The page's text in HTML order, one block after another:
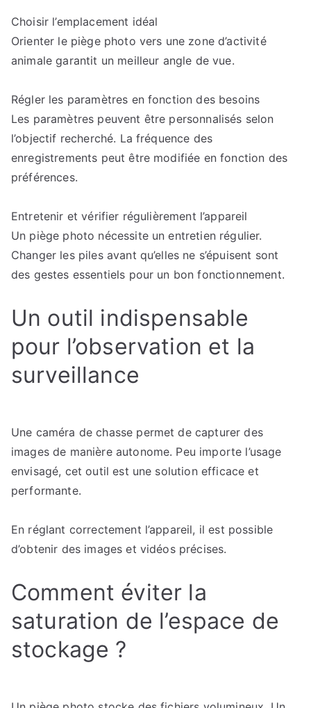
Choisir l’emplacement idéal
Orienter le piège photo vers une zone d’activité
animale garantit un meilleur angle de vue.
Régler les paramètres en fonction des besoins
Les paramètres peuvent être personnalisés selon
l’objectif recherché. La fréquence des
enregistrements peut être modifiée en fonction des
préférences.
Entretenir et vérifier régulièrement l’appareil
Un piège photo nécessite un entretien régulier.
Changer les piles avant qu’elles ne s’épuisent sont
des gestes essentiels pour un bon fonctionnement.
Un outil indispensable
pour l’observation et la
surveillance
Une caméra de chasse permet de capturer des
images de manière autonome. Peu importe l’usage
envisagé, cet outil est une solution efficace et
performante.
En réglant correctement l’appareil, il est possible
d’obtenir des images et vidéos précises.
Comment éviter la
saturation de l’espace de
stockage ?